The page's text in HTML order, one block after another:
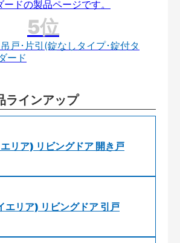
戸･片引(錠なしタイプ･錠付タ
ード
ラインアップ
リア) リビングドア 開き戸
リア) リビングドア 引戸